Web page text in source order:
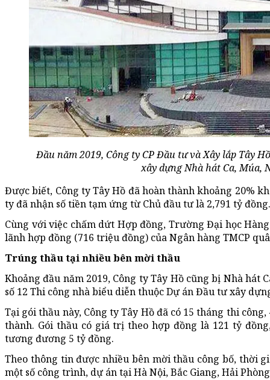
Đầu năm 2019, Công ty CP Đầu tư và Xây lắp Tây
xây dựng Nhà hát Ca, Múa,
Được biết, Công ty Tây Hồ đã hoàn thành khoảng 20%
ty đã nhận số tiền tạm ứng từ Chủ đầu tư là 2,791 tỷ đồng.
Cùng với việc chấm dứt Hợp đồng, Trường Đại học
lãnh hợp đồng (716 triệu đồng) của Ngân hàng TMCP
Trúng thầu tại nhiều bên mời thầu
Khoảng đầu năm 2019, Công ty Tây Hồ cũng bị Nhà hát
số 12 Thi công nhà biểu diễn thuộc Dự án Đầu tư xây
Tại gói thầu này, Công ty Tây Hồ đã có 15 tháng thi
thành. Gói thầu có giá trị theo hợp đồng là 121 tỷ
tương đương 5 tỷ đồng.
Theo thông tin được nhiều bên mời thầu công bố, thời
một số công trình, dự án tại Hà Nội, Bắc Giang, Hải